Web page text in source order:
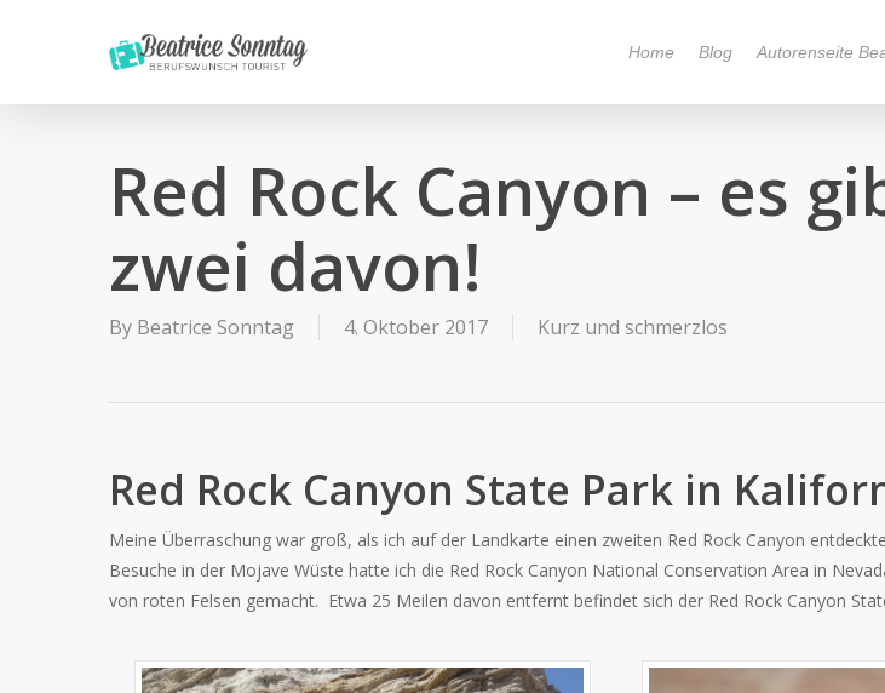
content
Home Blog Autorenseite
Red Rock Canyon – es
zwei davon!
By Beatrice Sonntag 4. Oktober 2017 Kurz und schmerzlos
Red Rock Canyon State Park in
Meine Überraschung war groß, als ich auf der Landkarte einen zweiten Red Rock Canyon
Besuche in der Mojave Wüste hatte ich die Red Rock Canyon National Conservation Area in
von roten Felsen gemacht. Etwa 25 Meilen davon entfernt befindet sich der Red Rock Canyon